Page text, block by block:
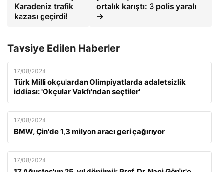
Karadeniz trafik
kazası geçirdi!
ortalık karıştı: 3 polis yaralı
→
Tavsiye Edilen Haberler
17/08/2024
Türk Milli okçulardan Olimpiyatlarda adaletsizlik
iddiası: 'Okçular Vakfı'ndan seçtiler'
17/08/2024
BMW, Çin'de 1,3 milyon aracı geri çağırıyor
17/08/2024